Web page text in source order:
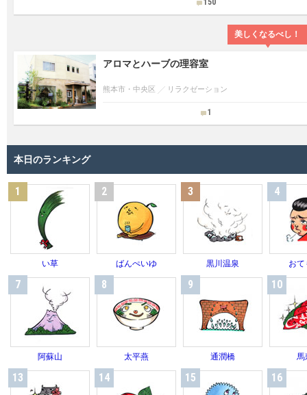
150
美しくなるべし！
アロマとハーブの理容室
熊本市・中央区 リラクゼーション
1
本日のランキング
1
い草
2
ばんぺいゆ
3
黒川温泉
4
おて
7
阿蘇山
8
太平燕
9
通潤橋
10
馬
13 14 15 16